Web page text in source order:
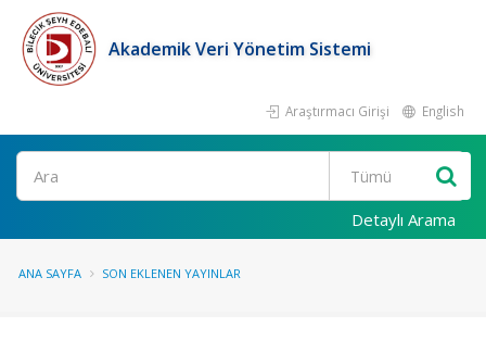
Akademik Veri Yönetim Sistemi
Araştırmacı Girişi English
Ara
Detaylı Arama
ANA SAYFA SON EKLENEN YAYINLAR